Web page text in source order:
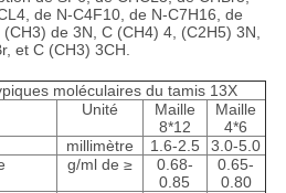
de N-C4F10, de N-C7H16, de
de 3N, C (CH4) 4, (C2H5) 3N,
et C (CH3) 3CH.
moléculaires du tamis 13X
Unité
Maille
8*12
Maille
4*6
millimètre 1.6-2.5
3.0-5.0
g/ml de ≥
0.68-
0.85
0.65-
0.80